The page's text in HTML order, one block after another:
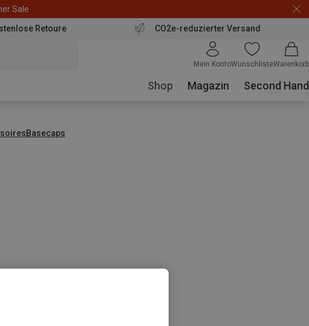
Sale
Retoure CO2e-reduzierter Versand
Mein KontoWunschlisteWarenkorb
Shop Magazin Second Hand
Basecaps